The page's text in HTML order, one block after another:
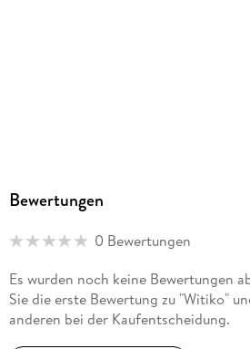
Bewertungen
0 Bewertungen
Es wurden noch keine Bewertungen
Sie die erste Bewertung zu "Witiko"
anderen bei der Kaufentscheidung.